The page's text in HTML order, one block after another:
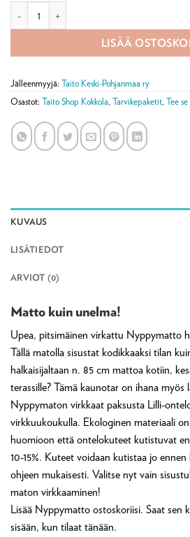
LISÄÄ
Jälleenmyyjä: Taito Keski-Pohjanmaa ry
Osastot: Taito Shop Kokkola, Tarvikepaketit, Tee
KUVAUS
LISÄTIEDOT
ARVIOT (0)
Matto kuin unelma!
Upea, pitsimäinen virkattu Nyppymatto
Tällä matolla sisustat kodikkaaksi tilan
halkaisijaltaan n. 85 cm mattoa kotiin,
terassille? Tämä kaunotar on ihana myös
Nyppymaton virkkaat paksusta Lilli-
virkkuukoukulla. Ekologinen materiaali
huomioon että ontelokuteet kutistuvat
10-15%. Kuteet voidaan kutistaa jo
ohjeen mukaisesti. Valitse nyt vain
maton virkkaaminen!
Lisää Nyppymatto ostoskoriisi. Saat sen
sisään, kun tilaat tänään.